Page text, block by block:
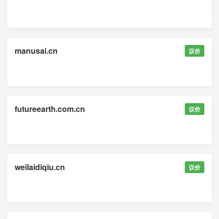
manusai.cn 议价
futureearth.com.cn 议价
weilaidiqiu.cn 议价